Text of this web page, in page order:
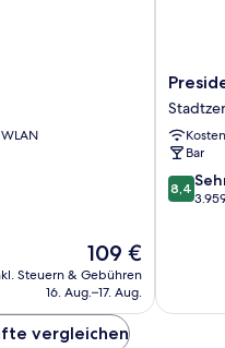
Der
Preis
beträgt
109 €
Steuern & Gebühren
16. Aug.–17. Aug.
Hotel
London
Bar
8.4
von
8,4
vergleichen